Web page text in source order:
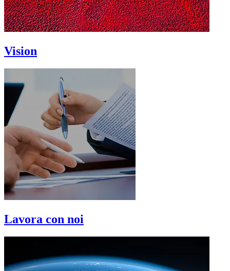
Vision
Lavora con noi